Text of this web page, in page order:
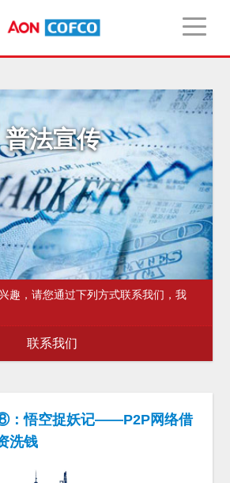
普法宣传
趣，请您通过下列方式联系我们，我
联系我们
：悟空捉妖记——P2P网络借
洗钱